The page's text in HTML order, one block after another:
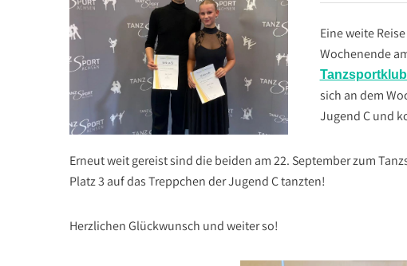
Eine weite
Wochenende
sich an dem
Jugend C und
Erneut weit gereist sind die beiden am 22. September zum
Platz 3 auf das Treppchen der Jugend C tanzten!
Herzlichen Glückwunsch und weiter so!